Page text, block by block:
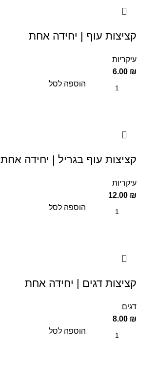
קציצות עוף | יחידה אחת
עיקריות
6.00 ₪
הוספה לסל
קציצות עוף בגריל | יחידה אחת
עיקריות
12.00 ₪
הוספה לסל
קציצות דגים | יחידה אחת
דגים
8.00 ₪
הוספה לסל